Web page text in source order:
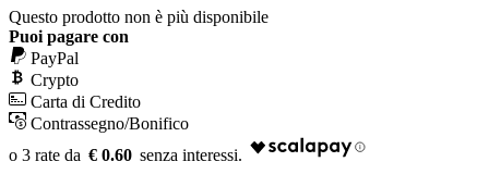
Questo prodotto non è più disponibile
Puoi pagare con
PayPal
Crypto
Carta di Credito
Contrassegno/Bonifico
€ 0.60